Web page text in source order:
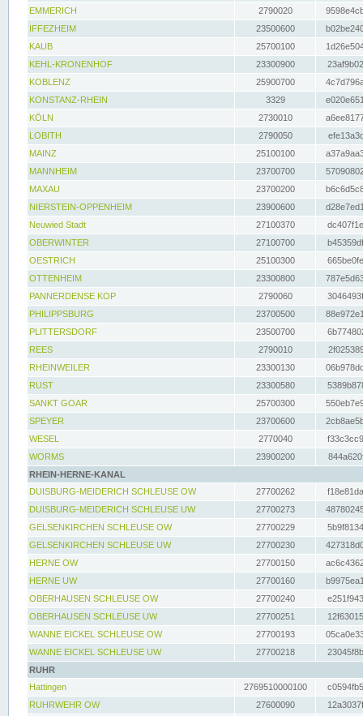
EMMERICH
2790020
IFFEZHEIM
23500600
KAUB
25700100
KEHL-KRONENHOF
23300900
KOBLENZ
25900700
KONSTANZ-RHEIN
3329
KÖLN
2730010
LOBITH
2790050
MAINZ
25100100
MANNHEIM
23700700
MAXAU
23700200
NIERSTEIN-OPPENHEIM
23900600
Neuwied Stadt
27100370
OBERWINTER
27100700
OESTRICH
25100300
OTTENHEIM
23300800
PANNERDENSE KOP
2790060
PHILIPPSBURG
23700500
PLITTERSDORF
23500700
REES
2790010
RHEINWEILER
23300130
RUST
23300580
SANKT GOAR
25700300
SPEYER
23700600
WESEL
2770040
WORMS
23900200
RHEIN-HERNE-KANAL
DUISBURG-MEIDERICH SCHLEUSE OW
27700262
DUISBURG-MEIDERICH SCHLEUSE UW
27700273
GELSENKIRCHEN SCHLEUSE OW
27700229
GELSENKIRCHEN SCHLEUSE UW
27700230
HERNE OW
27700150
HERNE UW
27700160
OBERHAUSEN SCHLEUSE OW
27700240
OBERHAUSEN SCHLEUSE UW
27700251
WANNE EICKEL SCHLEUSE OW
27700193
WANNE EICKEL SCHLEUSE UW
27700218
RUHR
Hattingen
2769510000100
RUHRWEHR OW
27600090